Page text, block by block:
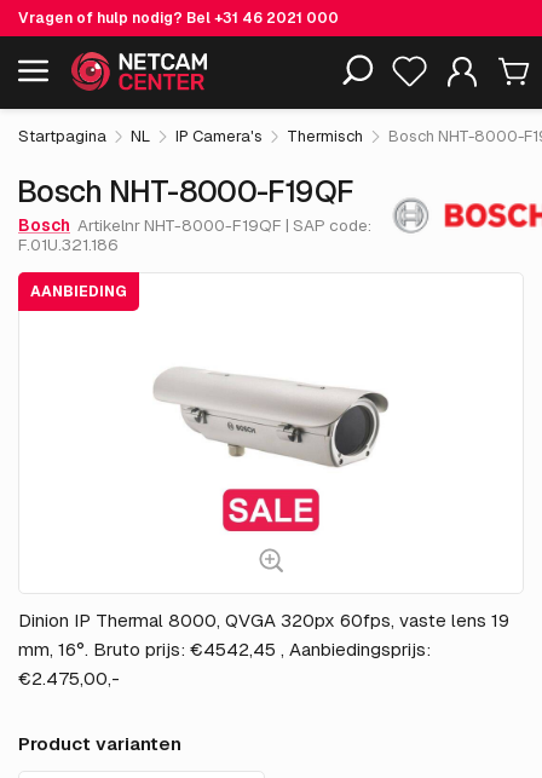
Vragen of hulp nodig? Bel+31 46 2021 000
Inclusief EOL-producten
Bosch NHT-8000-F19QF Aanbieding€ 2,475.
Startpagina NL IP Camera's Thermisch Bosch NHT-8000-
Bosch NHT-8000-F19QF
Bosch Artikelnr NHT-8000-F19QF | SAP code:
F.01U.321.186
AANBIEDING
Dinion IP Thermal 8000, QVGA 320px 60fps, vaste lens 19
mm, 16°. Bruto prijs: €4542,45 , Aanbiedingsprijs:
€2.475,00,-
Product varianten